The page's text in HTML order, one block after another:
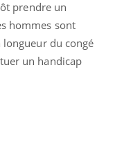
prendre un
hommes sont
du congé
un handicap